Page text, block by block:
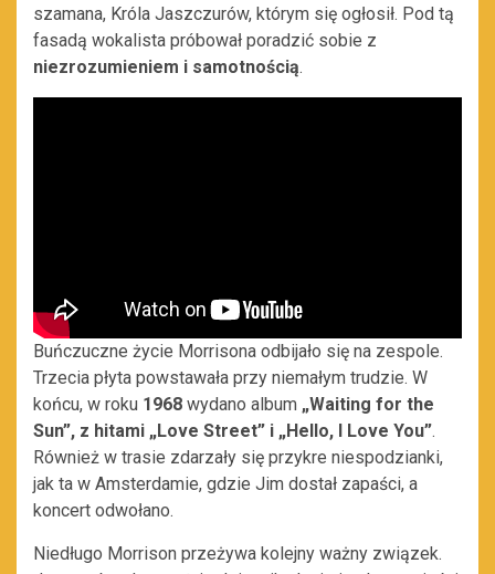
szamana, Króla Jaszczurów, którym się ogłosił. Pod tą
fasadą wokalista próbował poradzić sobie z
niezrozumieniem i samotnością.
Buńczuczne życie Morrisona odbijało się na zespole.
Trzecia płyta powstawała przy niemałym trudzie. W
końcu, w roku 1968 wydano album „Waiting for the
Sun”, z hitami „Love Street” i „Hello, I Love You”.
Również w trasie zdarzały się przykre niespodzianki,
jak ta w Amsterdamie, gdzie Jim dostał zapaści, a
koncert odwołano.
Niedługo Morrison przeżywa kolejny ważny związek.